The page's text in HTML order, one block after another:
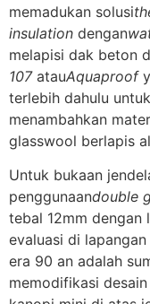
memadukan solusi
insulation dengan
melapisi dak beton
107atauAquaproof
terlebih dahulu
menambahkan
glasswool berlapis
Untuk bukaan
penggunaandouble
tebal 12mm dengan
evaluasi di
era 90 an adalah
memodifikasi